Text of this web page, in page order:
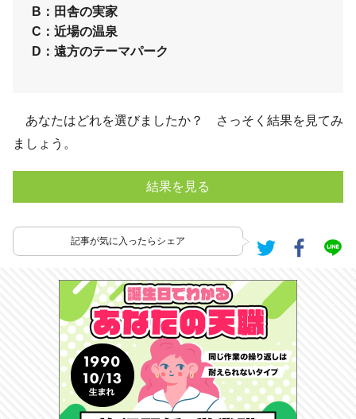
B：田舎の実家
C：近場の温泉
D：遠方のテーマパーク
あなたはどれを選びましたか？ さっそく結果を見てみ
ましょう。
結果を見る
記事が気に入ったらシェア